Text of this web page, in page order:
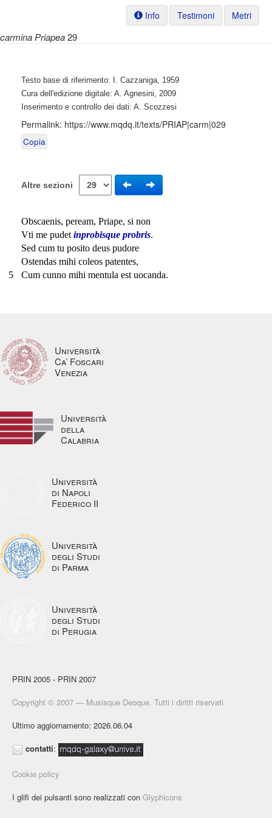
Info Testimoni Metri
carmina Priapea29
Testo base di riferimento: I. Cazzaniga, 1959
Cura dell'edizione digitale: A. Agnesini, 2009
Inserimento e controllo dei dati: A. Scozzesi
Permalink: https://www.mqdq.it/texts/PRIAP|carm|029
Copia
Altre sezioni
Obscaenis, peream, Priape, si non
Vti me pudet inprobisque probris.
Sed cum tu posito deus pudore
Ostendas mihi coleos patentes,
5
Cum cunno mihi mentula est uocanda.
Università
Ca’ Foscari
Venezia
Università
della
Calabria
Università
di Napoli
Federico II
Università
degli Studi
di Parma
Università
degli Studi
di Perugia
PRIN 2005 - PRIN 2007
Copyright © 2007 — Musisque Deoque. Tutti i diritti riservati
Ultimo aggiornamento: 2026.06.04
contatti:
Cookie policy
I glifi dei pulsanti sono realizzati con Glyphicons